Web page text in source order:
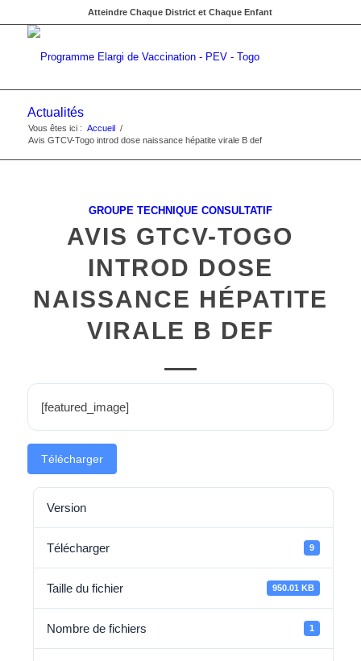
Atteindre Chaque District et Chaque Enfant
Actualités
Vous êtes ici : Accueil /
Avis GTCV-Togo introd dose naissance hépatite virale B def
GROUPE TECHNIQUE CONSULTATIF
AVIS GTCV-TOGO
INTROD DOSE
NAISSANCE HÉPATITE
VIRALE B DEF
[featured_image]
Télécharger
Version
Télécharger 9
Taille du fichier 950.01 KB
Nombre de fichiers 1